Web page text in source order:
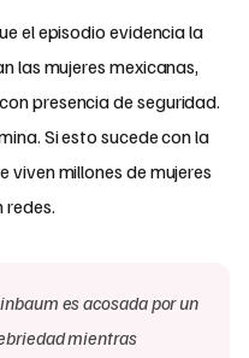
el episodio evidencia la
las mujeres mexicanas,
presencia de seguridad.
Si esto sucede con la
viven millones de mujeres
redes.
es acosada por un
mientras